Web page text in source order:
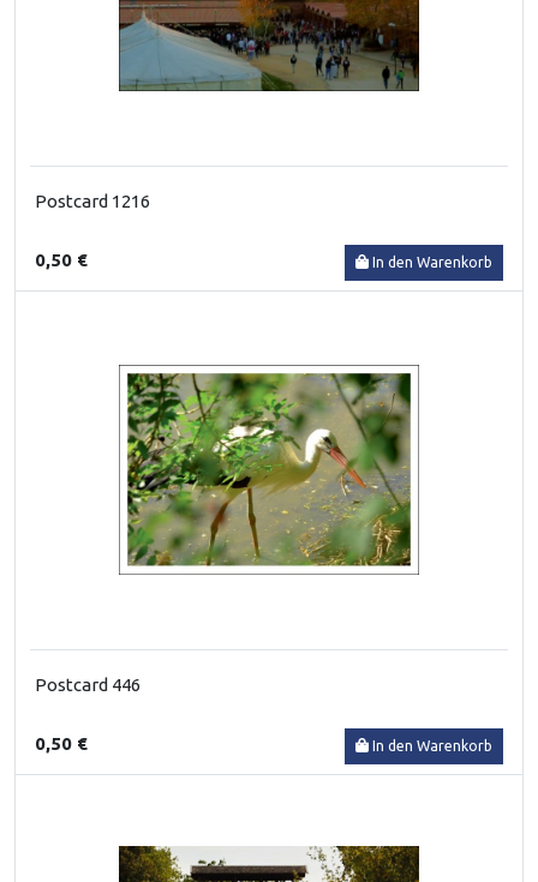
Postcard 1216
0,50 € In den Warenkorb
Postcard 446
0,50 € In den Warenkorb